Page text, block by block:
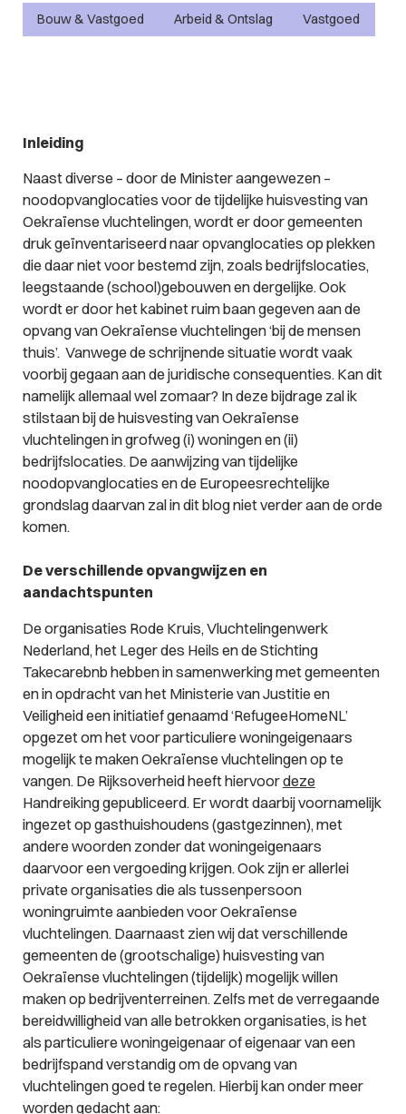
Bouw & Vastgoed Arbeid & Ontslag Vastgoed
Inleiding
Naast diverse – door de Minister aangewezen –
noodopvanglocaties voor de tijdelijke huisvesting van
Oekraïense vluchtelingen, wordt er door gemeenten
druk geïnventariseerd naar opvanglocaties op plekken
die daar niet voor bestemd zijn, zoals bedrijfslocaties,
leegstaande (school)gebouwen en dergelijke. Ook
wordt er door het kabinet ruim baan gegeven aan de
opvang van Oekraïense vluchtelingen ‘bij de mensen
thuis’. Vanwege de schrijnende situatie wordt vaak
voorbij gegaan aan de juridische consequenties. Kan dit
namelijk allemaal wel zomaar? In deze bijdrage zal ik
stilstaan bij de huisvesting van Oekraïense
vluchtelingen in grofweg (i) woningen en (ii)
bedrijfslocaties. De aanwijzing van tijdelijke
noodopvanglocaties en de Europeesrechtelijke
grondslag daarvan zal in dit blog niet verder aan de orde
komen.
De verschillende opvangwijzen en
aandachtspunten
De organisaties Rode Kruis, Vluchtelingenwerk
Nederland, het Leger des Heils en de Stichting
Takecarebnb hebben in samenwerking met gemeenten
en in opdracht van het Ministerie van Justitie en
Veiligheid een initiatief genaamd ‘RefugeeHomeNL’
opgezet om het voor particuliere woningeigenaars
mogelijk te maken Oekraïense vluchtelingen op te
vangen. De Rijksoverheid heeft hiervoordeze
Handreiking gepubliceerd. Er wordt daarbij voornamelijk
ingezet op gasthuishoudens (gastgezinnen), met
andere woorden zonder dat woningeigenaars
daarvoor een vergoeding krijgen. Ook zijn er allerlei
private organisaties die als tussenpersoon
woningruimte aanbieden voor Oekraïense
vluchtelingen. Daarnaast zien wij dat verschillende
gemeenten de (grootschalige) huisvesting van
Oekraïense vluchtelingen (tijdelijk) mogelijk willen
maken op bedrijventerreinen. Zelfs met de verregaande
bereidwilligheid van alle betrokken organisaties, is het
als particuliere woningeigenaar of eigenaar van een
bedrijfspand verstandig om de opvang van
vluchtelingen goed te regelen. Hierbij kan onder meer
worden gedacht aan: